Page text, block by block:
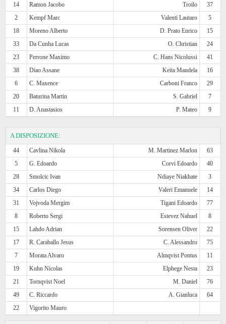
14
Ramon Jacobo Troilo
37
2
Kempf Marc Valenti Lautaro
5
18
Moreno Alberto D. Prato Enrico
15
33
Da Cunha Lucas O. Christian
24
23
Perrone Maximo C. Hans Nicolussi
41
38
Diao Assane Keita Mandela
16
6
C. Maxence Carboni Franco
29
20
Baturina Martin S. Gabriel
7
11
D. Anastasios P. Mateo 9
A DISPOSIZIONE:
44 Cavlina Nikola M. Martinez Marlon
63
5
G. Edoardo Corvi Edoardo
40
28
Smolcic Ivan Ndiaye Niakhate
3
34
Carlos Diego Valeri Emanuele
14
31
Vojvoda Mergim Tigani Edoardo
77
8
Roberto Sergi Estevez Nahuel
8
15
Lahdo Adrian Sorensen Oliver
22
17
R. Caraballo Jesus C. Alessandro
75
7
Morata Alvaro Almqvist Pontus
11
19
Kuhn Nicolas Elphege Nesta
23
21
Tornqvist Noel M. Daniel
76
49
C. Riccardo A. Gianluca
64
22
Vigorito Mauro